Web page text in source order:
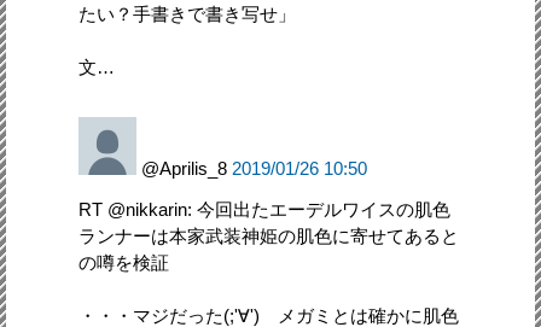
たい？手書きで書き写せ」
文…
@Aprilis_8 2019/01/26 10:50
RT @nikkarin: 今回出たエーデルワイスの肌色
ランナーは本家武装神姫の肌色に寄せてあると
の噂を検証
・・・マジだった(;'∀') メガミとは確かに肌色